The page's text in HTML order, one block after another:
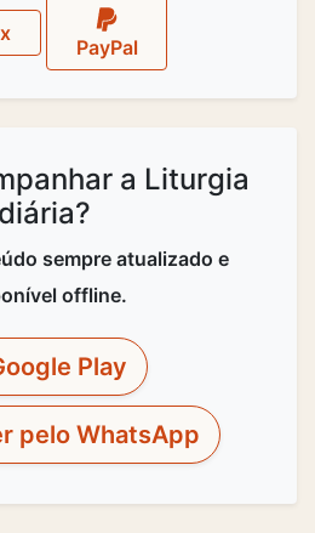
PayPal
a Liturgia
diária?
sempre atualizado e
offline.
Play
pelo WhatsApp